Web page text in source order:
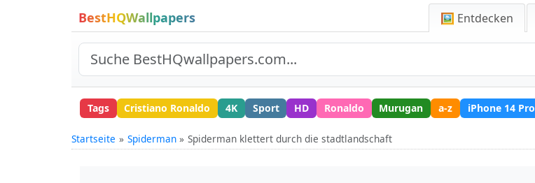
BestHQWallpapers 🖼️ Entdecken
Tags Cristiano Ronaldo 4K Sport HD Ronaldo Murugan a-z iPhone 14 Pro
Startseite Spiderman Spiderman klettert durch die stadtlandschaft